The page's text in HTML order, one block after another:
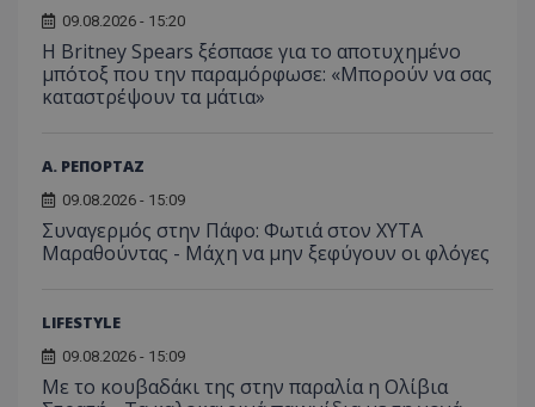
09.08.2026 - 15:20
Η Britney Spears ξέσπασε για το αποτυχημένο
μπότοξ που την παραμόρφωσε: «Μπορούν να σας
καταστρέψουν τα μάτια»
Α. ΡΕΠΟΡΤΑΖ
09.08.2026 - 15:09
Συναγερμός στην Πάφο: Φωτιά στον ΧΥΤΑ
Μαραθούντας - Μάχη να μην ξεφύγουν οι φλόγες
LIFESTYLE
09.08.2026 - 15:09
Με το κουβαδάκι της στην παραλία η Ολίβια